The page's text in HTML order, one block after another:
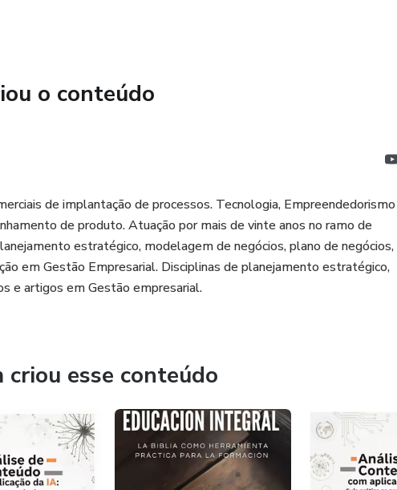
o conteúdo
de implantação de processos. Tecnologia, Empreendedorismo
de produto. Atuação por mais de vinte anos no ramo de
estratégico, modelagem de negócios, plano de negócios,
em Gestão Empresarial. Disciplinas de planejamento estratégico,
e artigos em Gestão empresarial.
esse conteúdo